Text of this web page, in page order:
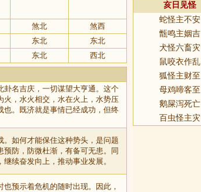
煞北
煞西
东北
东北
东北 西北
卦名吉庆，一切谋望大亨通。这个
火，水火相交，水在火上，水势压
也。既济就是事情已经成功，但终
如何才能保住这种势头，是问题
防，防微杜渐，有备可无患。同
续奋发向上，推动事业发展。
预示着危机的随时出现。因此，
亥日见怪
蛇怪主不安
甑鸣主姻吉
犬怪六畜灾
鼠咬衣作乱
狐怪主财至
母鸡啼客至
鹅屎泻死亡
百虫怪主灾